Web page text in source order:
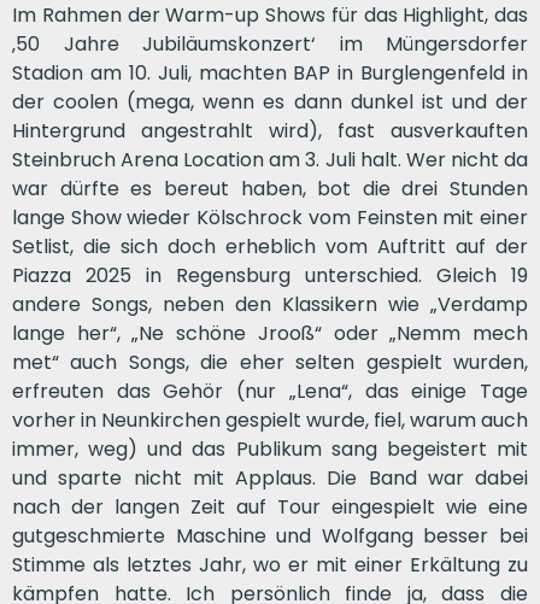
Im Rahmen der Warm-up Shows für das Highlight, das
‚50 Jahre Jubiläumskonzert‘ im Müngersdorfer
Stadion am 10. Juli, machten BAP in Burglengenfeld in
der coolen (mega, wenn es dann dunkel ist und der
Hintergrund angestrahlt wird), fast ausverkauften
Steinbruch Arena Location am 3. Juli halt. Wer nicht da
war dürfte es bereut haben, bot die drei Stunden
lange Show wieder Kölschrock vom Feinsten mit einer
Setlist, die sich doch erheblich vom Auftritt auf der
Piazza 2025 in Regensburg unterschied. Gleich 19
andere Songs, neben den Klassikern wie „Verdamp
lange her“, „Ne schöne Jrooß“ oder „Nemm mech
met“ auch Songs, die eher selten gespielt wurden,
erfreuten das Gehör (nur „Lena“, das einige Tage
vorher in Neunkirchen gespielt wurde, fiel, warum auch
immer, weg) und das Publikum sang begeistert mit
und sparte nicht mit Applaus. Die Band war dabei
nach der langen Zeit auf Tour eingespielt wie eine
gutgeschmierte Maschine und Wolfgang besser bei
Stimme als letztes Jahr, wo er mit einer Erkältung zu
kämpfen hatte. Ich persönlich finde ja, dass die